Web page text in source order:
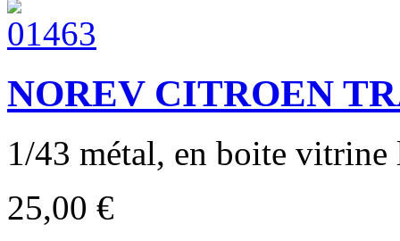
NOREV CITROEN
1/43 métal, en boite vitrine
25,00 €